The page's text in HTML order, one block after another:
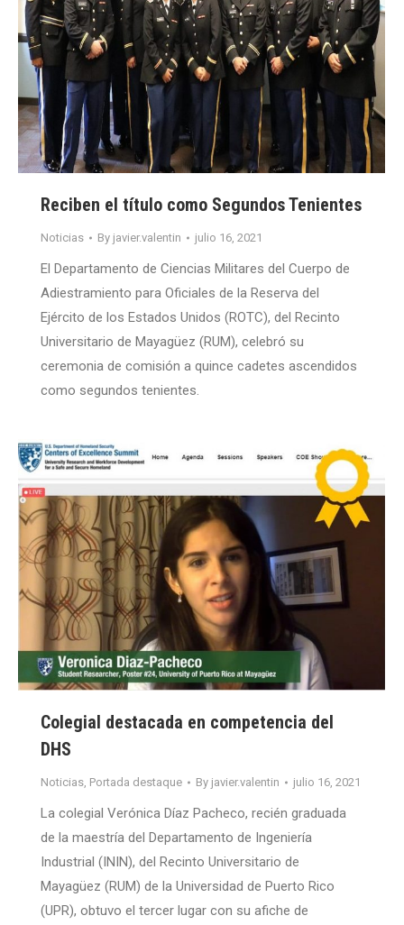
Reciben el título como Segundos Tenientes
Noticias By javier.valentin julio 16, 2021
El Departamento de Ciencias Militares del Cuerpo de
Adiestramiento para Oficiales de la Reserva del
Ejército de los Estados Unidos (ROTC), del Recinto
Universitario de Mayagüez (RUM), celebró su
ceremonia de comisión a quince cadetes ascendidos
como segundos tenientes.
Colegial destacada en competencia del
DHS
Noticias, Portada destaque By javier.valentin julio 16, 2021
La colegial Verónica Díaz Pacheco, recién graduada
de la maestría del Departamento de Ingeniería
Industrial (ININ), del Recinto Universitario de
Mayagüez (RUM) de la Universidad de Puerto Rico
(UPR), obtuvo el tercer lugar con su afiche de